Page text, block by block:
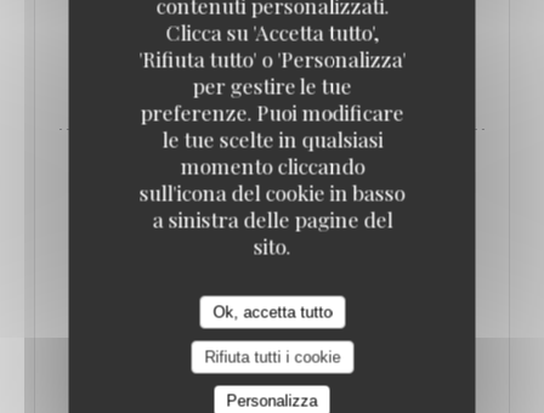
contenuti personalizzati.
Clicca su 'Accetta tutto',
'Rifiuta tutto' o 'Personalizza'
per gestire le tue
preferenze. Puoi modificare
le tue scelte in qualsiasi
momento cliccando
sull'icona del cookie in basso
a sinistra delle pagine del
sito.
Ok, accetta tutto
Rifiuta tutti i cookie
Personalizza
LEGGI L'ARTICOLO((APRE UNA NUOVA FINESTRA))